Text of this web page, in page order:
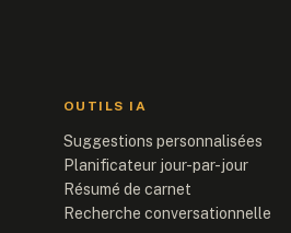
OUTILS IA
Suggestions personnalisées
Planificateur jour-par-jour
Résumé de carnet
Recherche conversationnelle